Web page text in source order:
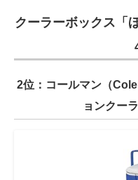
クーラーボックス「
2位：コールマン（
ョンクー